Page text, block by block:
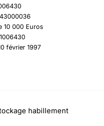
10 000 Euros
février 1997
habillement